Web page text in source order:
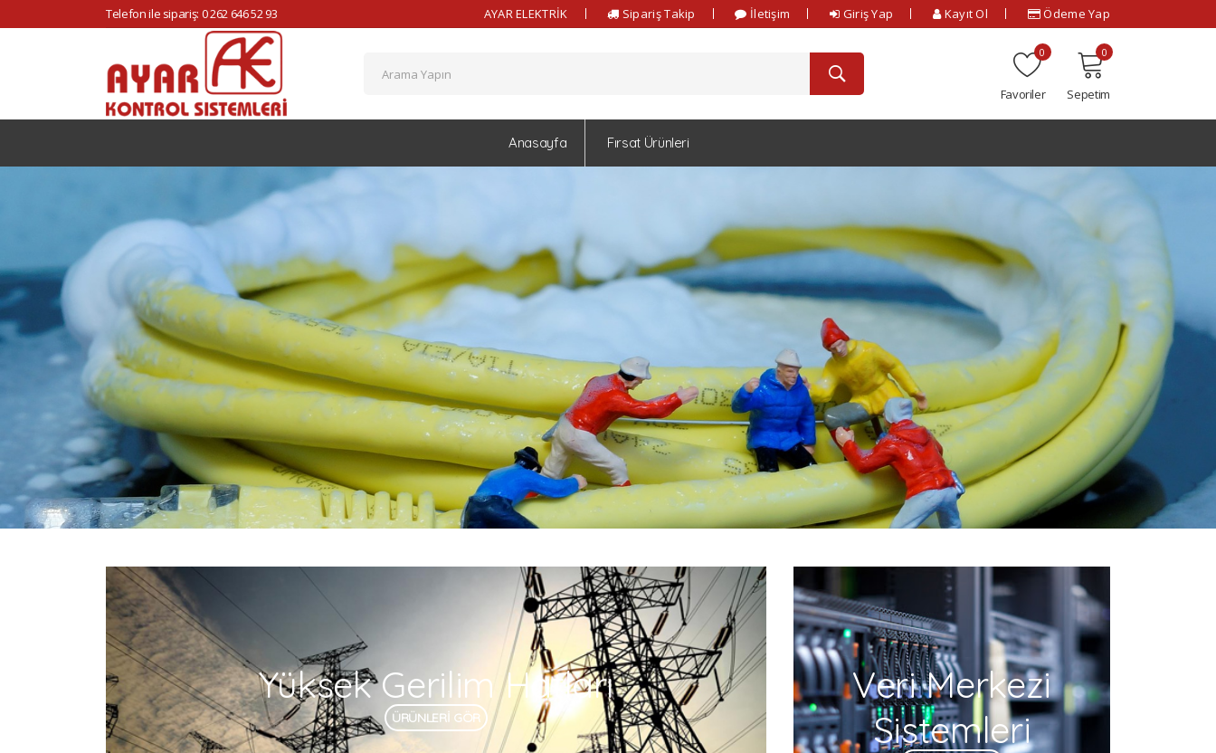
Telefon ile sipariş: 0 262 646 52 93 AYAR ELEKTRİK Sipariş Takip İletişim Giriş Yap Kayıt Ol Ödeme Yap
Favoriler
0
Sepetim
0
Anasayfa Fırsat Ürünleri
Yüksek Gerilim Hatları
ÜRÜNLERİ GÖR
Veri Merkezi
Sistemleri